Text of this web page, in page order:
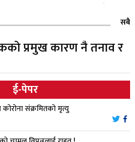
दशकपछि विनयी त्रिवेणीको आफ्नै
शिलान्यास
आइसियुमा प्रतिक्षारत बिरामीको
सडकमा ‘क्यानोपी ब्रिज’ निर्माण
१८८२ खुड्किला : आस्था र आरोग्यको‘
सबै
प्रमुख कारण नै तनाव र
ई-पेपर
संक्रमितको मृत्यु